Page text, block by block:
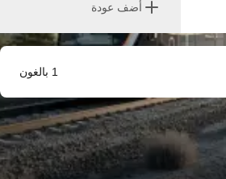
أضف عودة
1 بالغون